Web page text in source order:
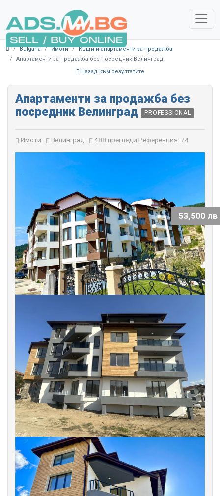
Bulgaria Имоти
Къщи и апартаменти за продажба
Апартаменти за продажба без посредник Велинград
Назад към резултатите
Апартаменти за продажба без
посредник Велинград
PROFESSIONAL
Имоти Велинград 488 прегледи Референция: 74
53,500 лв